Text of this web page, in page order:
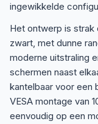
ingewikkelde
Het ontwerp is strak
zwart, met dunne
moderne uitstraling
schermen naast
kantelbaar voor een
VESA montage van
eenvoudig op een